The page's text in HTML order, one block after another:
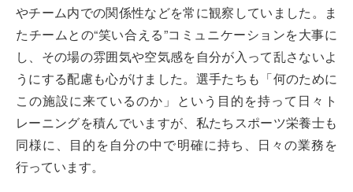
やチーム内での関係性などを常に観察していました。ま
たチームとの“笑い合える”コミュニケーションを大事に
し、その場の雰囲気や空気感を自分が入って乱さないよ
うにする配慮も心がけました。選手たちも「何のために
この施設に来ているのか」という目的を持って日々ト
レーニングを積んでいますが、私たちスポーツ栄養士も
同様に、目的を自分の中で明確に持ち、日々の業務を
行っています。